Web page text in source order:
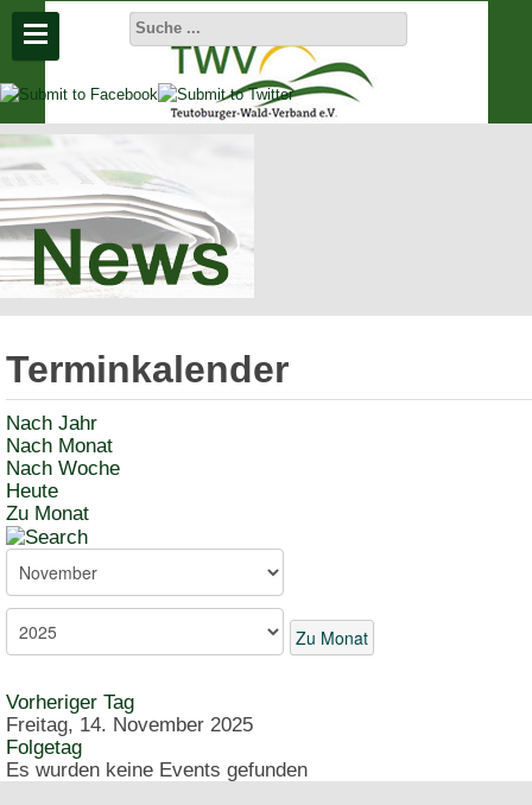
Aktuelles
Terminkalender
Nach Jahr
Nach Monat
Nach Woche
Heute
Zu Monat
Zu Monat
Vorheriger Tag
Freitag, 14. November 2025
Folgetag
Es wurden keine Events gefunden